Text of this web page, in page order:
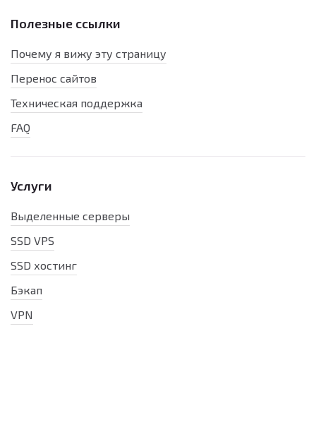
Полезные ссылки
Почему я вижу эту страницу
Перенос сайтов
Техническая поддержка
FAQ
Услуги
Выделенные серверы
SSD VPS
SSD хостинг
Бэкап
VPN